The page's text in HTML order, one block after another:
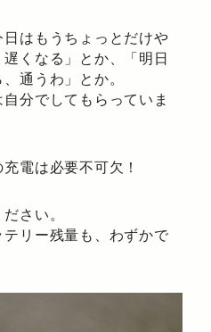
はもうちょっとだけや
くなる」とか、「明日
通うわ」とか。
分でしてもらっていま
電は必要不可欠！
さい。
リー残量も、わずかで